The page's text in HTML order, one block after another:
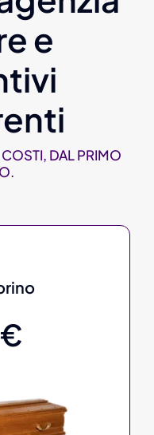
e
COSTI, DAL PRIMO